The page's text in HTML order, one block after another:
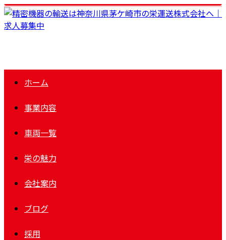
ホーム
事業内容
車両一覧
栄の魅力
会社案内
ブログ
採用